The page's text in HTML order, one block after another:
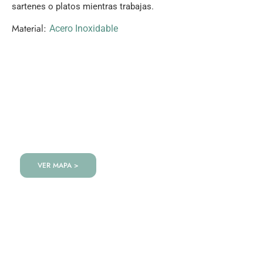
sartenes o platos mientras trabajas.
Material: Acero Inoxidable
VER MAPA >